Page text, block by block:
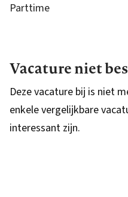
Parttime
Vacature niet
Deze vacature bij is niet
enkele vergelijkbare
interessant zijn.